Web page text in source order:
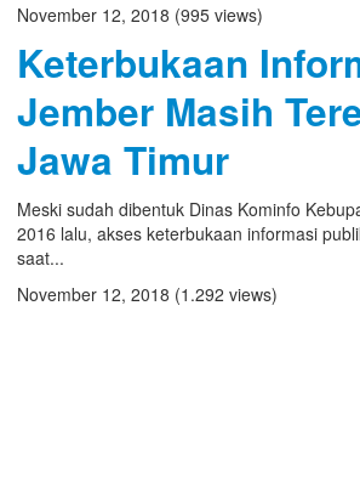
November 12, 2018 (995 views)
Keterbukaan
Jember Masih
Jawa Timur
Meski sudah dibentuk Dinas Kominfo
2016 lalu, akses keterbukaan informasi
saat...
November 12, 2018 (1.292 views)